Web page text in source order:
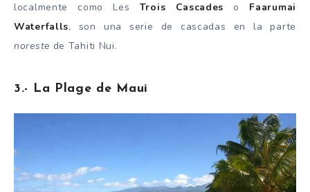
localmente como Les Trois Cascades o Faarumai
Waterfalls, son una serie de cascadas en la parte
noreste de Tahiti Nui.
3.- La Plage de Maui